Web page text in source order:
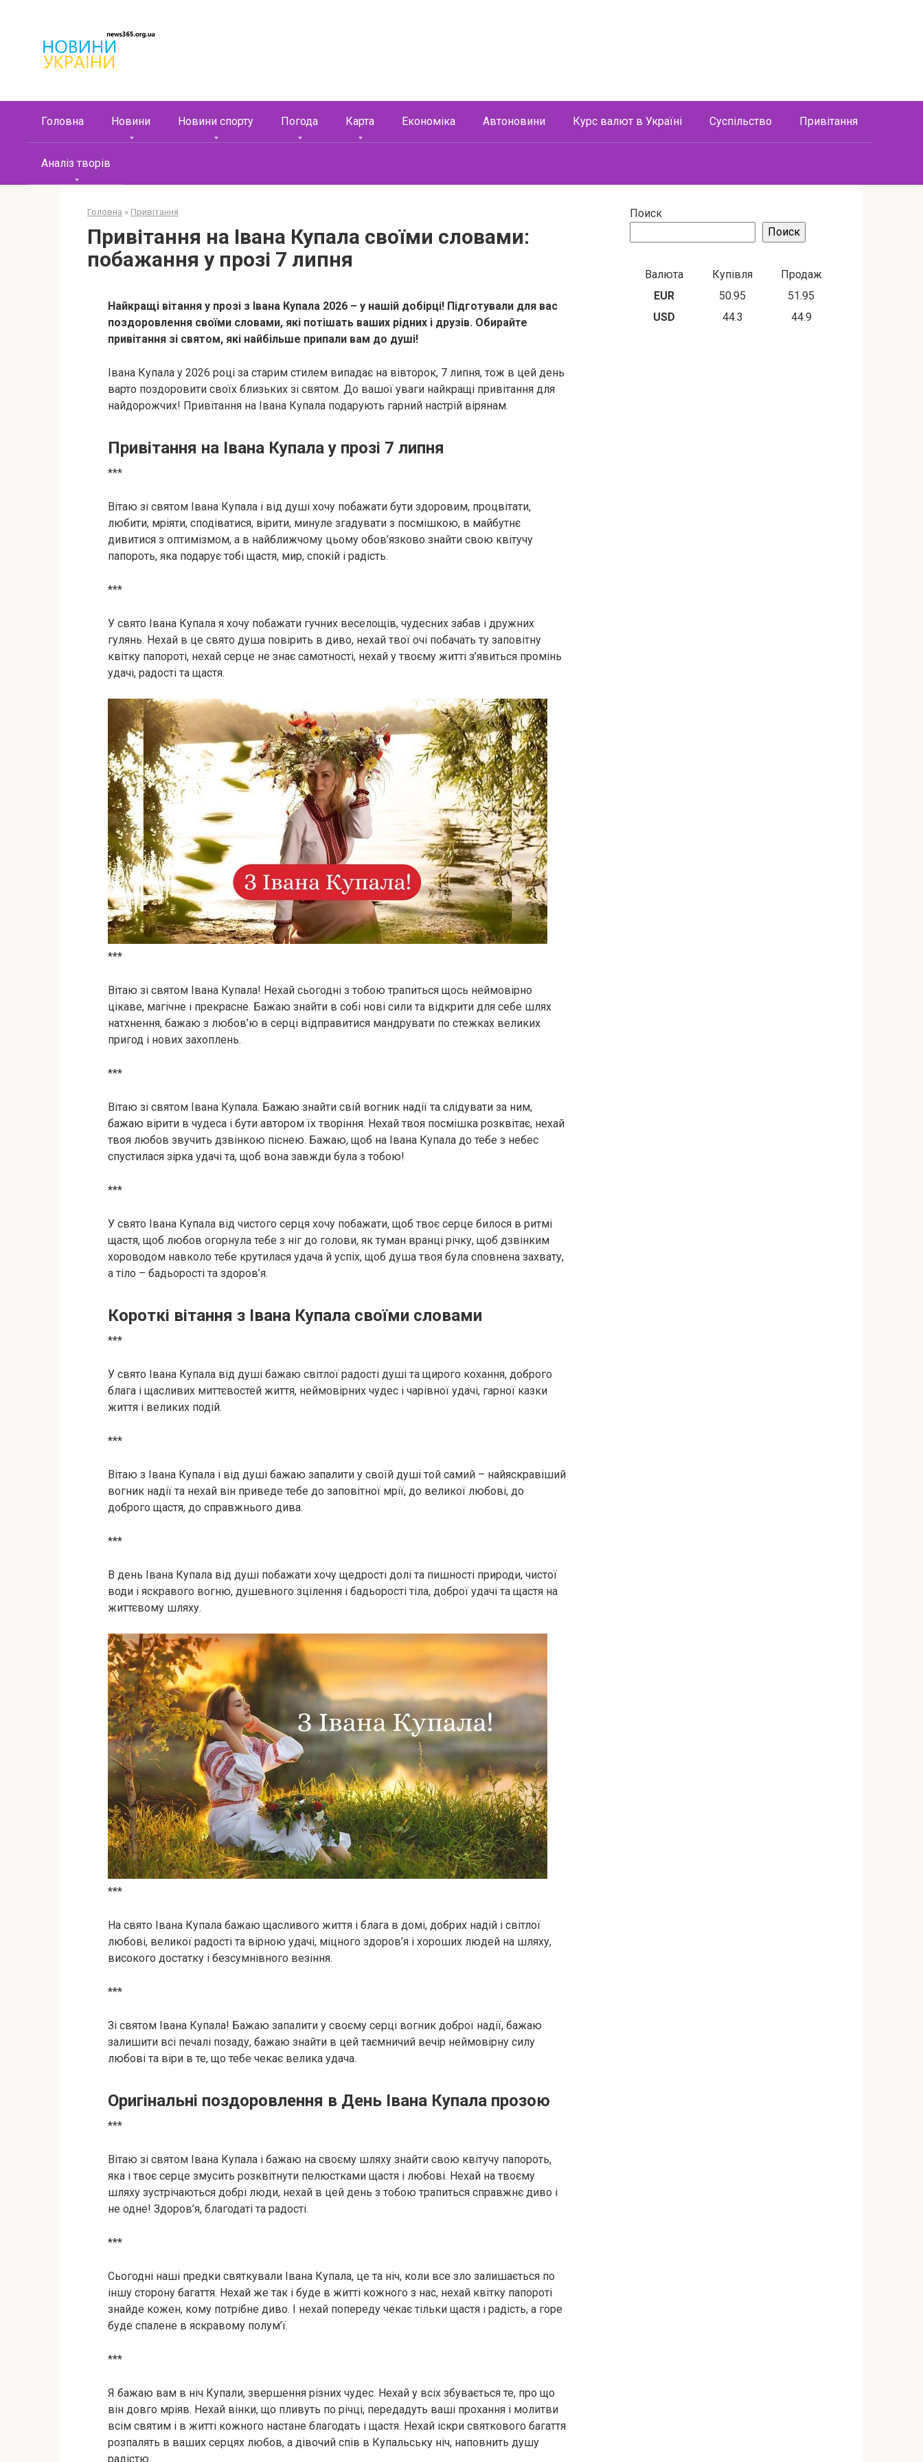
контенту
Головна Новини Новини спорту Погода Карта Економіка Автоновини Курс валют в Україні Суспільство Привітання
Аналіз творів
Головна » Привітання
Привітання на Івана Купала своїми словами:
побажання у прозі 7 липня
Найкращі вітання у прозі з Івана Купала 2026 – у нашій добірці! Підготували для вас
поздоровлення своїми словами, які потішать ваших рідних і друзів. Обирайте
привітання зі святом, які найбільше припали вам до душі!
Івана Купала у 2026 році за старим стилем випадає на вівторок, 7 липня, тож в цей день
варто поздоровити своїх близьких зі святом. До вашої уваги найкращі привітання для
найдорожчих! Привітання на Івана Купала подарують гарний настрій вірянам.
Привітання на Івана Купала у прозі 7 липня
***
Вітаю зі святом Івана Купала і від душі хочу побажати бути здоровим, процвітати,
любити, мріяти, сподіватися, вірити, минуле згадувати з посмішкою, в майбутнє
дивитися з оптимізмом, а в найближчому цьому обов’язково знайти свою квітучу
папороть, яка подарує тобі щастя, мир, спокій і радість.
***
У свято Івана Купала я хочу побажати гучних веселощів, чудесних забав і дружних
гулянь. Нехай в це свято душа повірить в диво, нехай твої очі побачать ту заповітну
квітку папороті, нехай серце не знає самотності, нехай у твоєму житті з’явиться промінь
удачі, радості та щастя.
***
Вітаю зі святом Івана Купала! Нехай сьогодні з тобою трапиться щось неймовірно
цікаве, магічне і прекрасне. Бажаю знайти в собі нові сили та відкрити для себе шлях
натхнення, бажаю з любов’ю в серці відправитися мандрувати по стежках великих
пригод і нових захоплень.
***
Вітаю зі святом Івана Купала. Бажаю знайти свій вогник надії та слідувати за ним,
бажаю вірити в чудеса і бути автором їх творіння. Нехай твоя посмішка розквітає, нехай
твоя любов звучить дзвінкою піснею. Бажаю, щоб на Івана Купала до тебе з небес
спустилася зірка удачі та, щоб вона завжди була з тобою!
***
У свято Івана Купала від чистого серця хочу побажати, щоб твоє серце билося в ритмі
щастя, щоб любов огорнула тебе з ніг до голови, як туман вранці річку, щоб дзвінким
хороводом навколо тебе крутилася удача й успіх, щоб душа твоя була сповнена захвату,
а тіло – бадьорості та здоров’я.
Короткі вітання з Івана Купала своїми словами
***
У свято Івана Купала від душі бажаю світлої радості душі та щирого кохання, доброго
блага і щасливих миттєвостей життя, неймовірних чудес і чарівної удачі, гарної казки
життя і великих подій.
***
Вітаю з Івана Купала і від душі бажаю запалити у своїй душі той самий – найяскравіший
вогник надії та нехай він приведе тебе до заповітної мрії, до великої любові, до
доброго щастя, до справжнього дива.
***
В день Івана Купала від душі побажати хочу щедрості долі та пишності природи, чистої
води і яскравого вогню, душевного зцілення і бадьорості тіла, доброї удачі та щастя на
життєвому шляху.
***
На свято Івана Купала бажаю щасливого життя і блага в домі, добрих надій і світлої
любові, великої радості та вірною удачі, міцного здоров’я і хороших людей на шляху,
високого достатку і безсумнівного везіння.
***
Зі святом Івана Купала! Бажаю запалити у своєму серці вогник доброї надії, бажаю
залишити всі печалі позаду, бажаю знайти в цей таємничий вечір неймовірну силу
любові та віри в те, що тебе чекає велика удача.
Оригінальні поздоровлення в День Івана Купала прозою
***
Вітаю зі святом Івана Купала і бажаю на своєму шляху знайти свою квітучу папороть,
яка і твоє серце змусить розквітнути пелюстками щастя і любові. Нехай на твоєму
шляху зустрічаються добрі люди, нехай в цей день з тобою трапиться справжнє диво і
не одне! Здоров’я, благодаті та радості.
***
Сьогодні наші предки святкували Івана Купала, це та ніч, коли все зло залишається по
іншу сторону багаття. Нехай же так і буде в житті кожного з нас, нехай квітку папороті
знайде кожен, кому потрібне диво. І нехай попереду чекає тільки щастя і радість, а горе
буде спалене в яскравому полум’ї.
***
Я бажаю вам в ніч Купали, звершення різних чудес. Нехай у всіх збувається те, про що
він довго мріяв. Нехай вінки, що пливуть по річці, передадуть ваші прохання і молитви
всім святим і в житті кожного настане благодать і щастя. Нехай іскри святкового багаття
розпалять в ваших серцях любов, а дівочий спів в Купальську ніч, наповнить душу
радістю.
Поиск
Поиск
Валюта Купівля
Продаж
EUR
50.95
51.95
USD
44.3 44.9